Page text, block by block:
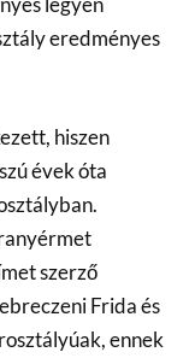
eredményes
hiszen
évek óta
szerző
Frida és
ennek